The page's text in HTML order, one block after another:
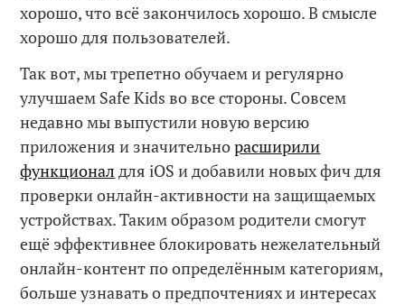
хорошо, что всё закончилось хорошо. В смысле
хорошо для пользователей.
Так вот, мы трепетно обучаем и регулярно
улучшаем Safe Kids во все стороны. Совсем
недавно мы выпустили новую версию
приложения и значительнорасширили
функционал для iOS и добавили новых фич для
проверки онлайн-активности на защищаемых
устройствах. Таким образом родители смогут
ещё эффективнее блокировать нежелательный
онлайн-контент по определённым категориям,
больше узнавать о предпочтениях и интересах